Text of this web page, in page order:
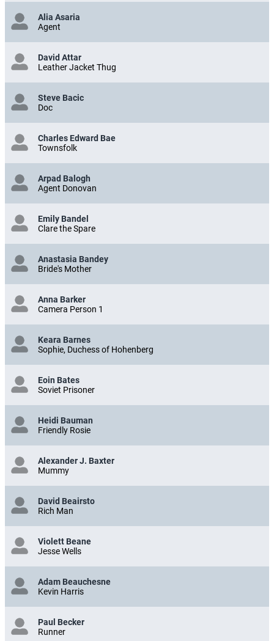
Alia Asaria
Agent
David Attar
Leather Jacket Thug
Steve Bacic
Doc
Charles Edward Bae
Townsfolk
Arpad Balogh
Agent Donovan
Emily Bandel
Clare the Spare
Anastasia Bandey
Bride's Mother
Anna Barker
Camera Person 1
Keara Barnes
Sophie, Duchess of Hohenberg
Eoin Bates
Soviet Prisoner
Heidi Bauman
Friendly Rosie
Alexander J. Baxter
Mummy
David Beairsto
Rich Man
Violett Beane
Jesse Wells
Adam Beauchesne
Kevin Harris
Paul Becker
Runner